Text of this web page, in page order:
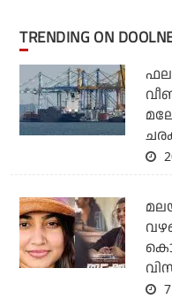
TRENDING ON